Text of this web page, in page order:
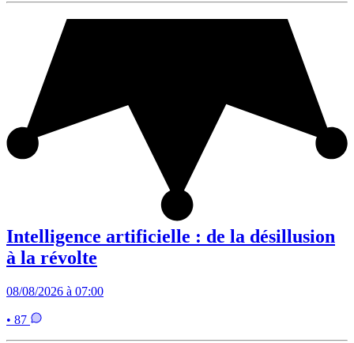
Intelligence artificielle : de la désillusion
à la révolte
08/08/2026 à 07:00
• 87